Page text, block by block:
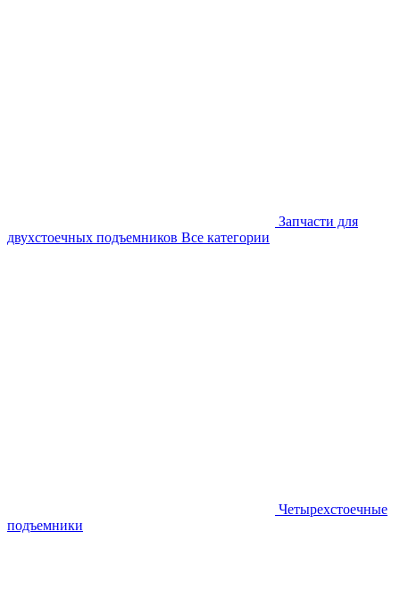
Запчасти для
двухстоечных подъемников Все категории
Четырехстоечные
подъемники